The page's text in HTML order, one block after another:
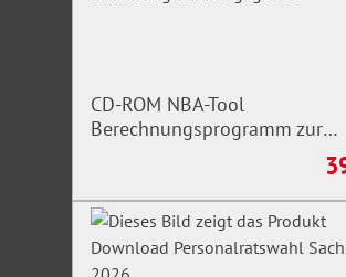
CD-ROM NBA-Tool
Berechnungsprogramm zur